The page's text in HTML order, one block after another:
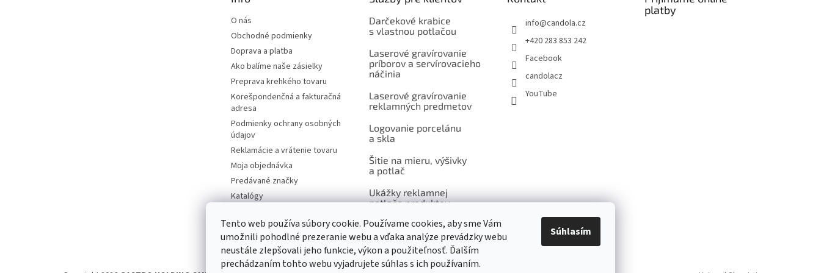
Tento web používa súbory cookie. Používame cookies, aby sme Vám
umožnili pohodlné prezeranie webu a vďaka analýze prevádzky webu
neustále zlepšovali jeho funkcie, výkon a použiteľnosť. Ďalším
prechádzaním tohto webu vyjadrujete súhlas s ich používaním.
Súhlasím
O nás
Obchodné podmienky
Doprava a platba
Ako balíme naše zásielky
Preprava krehkého tovaru
Korešpondenčná a fakturačná
adresa
Podmienky ochrany osobných
údajov
Reklamácie a vrátenie tovaru
Moja objednávka
Predávané značky
Katalógy
Napíšte nám
Darčekové krabice
s vlastnou potlačou
Laserové gravírovanie
príborov a servírovacieho
náčinia
Laserové gravírovanie
reklamných predmetov
Logovanie porcelánu
a skla
Šitie na mieru, výšivky
a potlač
Ukážky reklamnej
potlače produktov
info@candola.cz
+420 283 853 242
Facebook
candolacz
YouTube
platby